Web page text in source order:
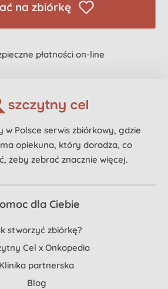
na zbiórkę
płatności on-line
w Polsce serwis zbiórkowy, gdzie
opiekuna, który doradza, co
żeby zebrać znacznie więcej.
dla Ciebie
stworzyć zbiórkę?
Cel x Onkopedia
Klinika partnerska
Blog